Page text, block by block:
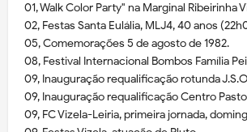
01, Walk Color Party" na Marginal Ribeirinha
02, Festas Santa Eulália, MLJ4, 40 anos
05, Comemorações 5 de agosto de 1982.
08, Festival Internacional Bombos Família
09, Inauguração requalificação rotunda
09, Inauguração requalificação Centro
09, FC Vizela-Leiria, primeira jornada,